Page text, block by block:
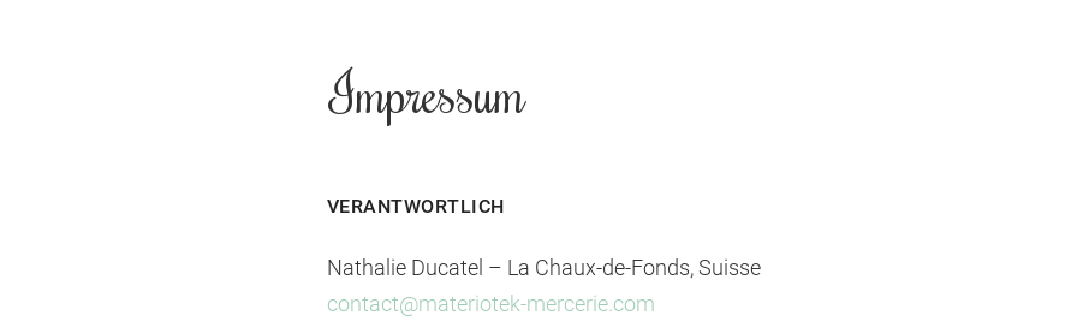
Impressum
VERANTWORTLICH
Nathalie Ducatel – La Chaux-de-Fonds, Suisse
contact@materiotek-mercerie.com